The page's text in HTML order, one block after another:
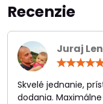
Recenzie
Juraj
Skvelé jednanie,
dodania.